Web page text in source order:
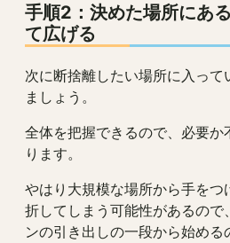
手順2：決めた場所にあ
て広げる
次に断捨離したい場所に入って
ましょう。
全体を把握できるので、必要か
ります。
やはり大規模な場所から手をつ
折してしまう可能性があるので
ンの引き出しの一段から始める